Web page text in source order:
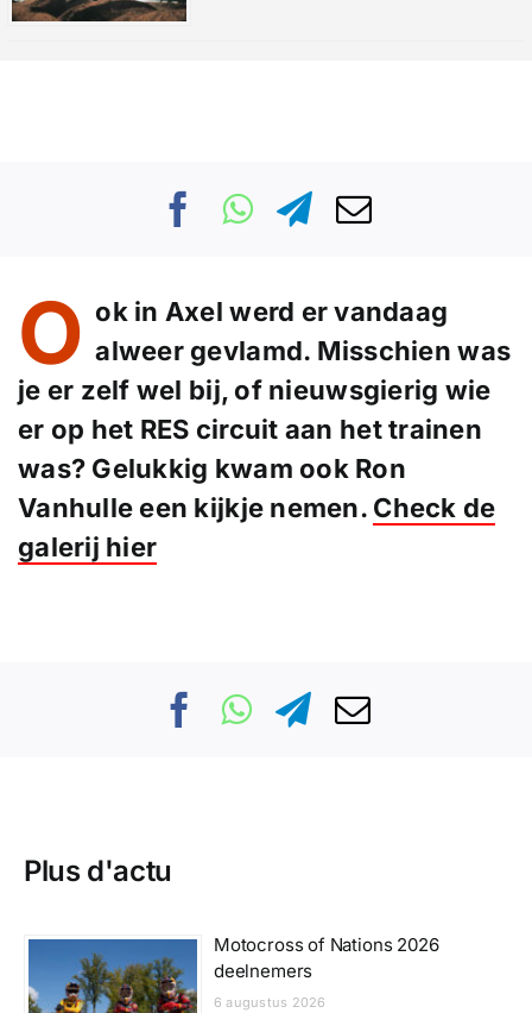
O ok in Axel werd er vandaag
alweer gevlamd. Misschien was
je er zelf wel bij, of nieuwsgierig wie
er op het RES circuit aan het trainen
was? Gelukkig kwam ook Ron
Vanhulle een kijkje nemen. Check de
galerij hier
Plus d'actu
Motocross of Nations 2026
deelnemers
6 augustus 2026